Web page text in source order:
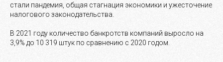
стали пандемия, общая стагнация экономики и ужесточение
налогового законодательства.
В 2021 году количество банкротств компаний выросло на
3,9% до 10 319 штук по сравнению с 2020 годом.